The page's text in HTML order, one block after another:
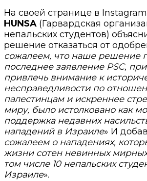
На своей странице в
HUNSA (Гарвардская
непальских студентов)
решение отказаться от
сожалеем, что наше решение
последнее заявление PSC,
привлечь внимание к
несправедливости по
палестинцам и искреннее
миру, было истолковано как
поддержка недавних
нападений в Израиле» И
сожалеем о нападениях,
жизни сотен невинных
том числе 10 непальских
Израиле».